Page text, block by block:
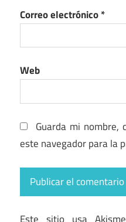
Correo electrónico*
Web
Guarda mi nombre,
este navegador para la